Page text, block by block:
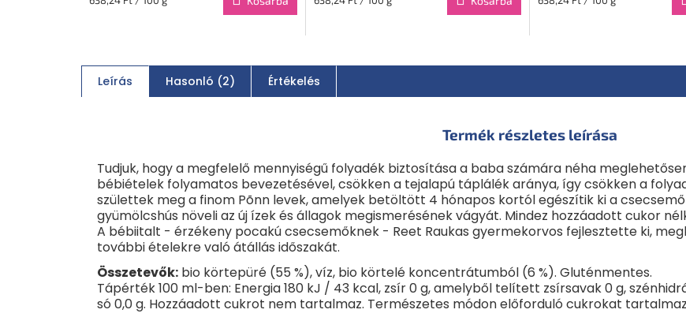
Leírás Hasonló (2) Értékelés
Termék részletes leírása
Tudjuk, hogy a megfelelő mennyiségű folyadék biztosítása a baba számára néha
bébiételek folyamatos bevezetésével, csökken a tejalapú táplálék aránya, így csökken a
születtek meg a finom Põnn levek, amelyek betöltött 4 hónapos kortól egészítik ki a
gyümölcshús növeli az új ízek és állagok megismerésének vágyát. Mindez hozzáadott cukor
A bébiitalt - érzékeny pocakú csecsemőknek - Reet Raukas gyermekorvos fejlesztette ki,
további ételekre való átállás időszakát.
Összetevők: bio körtepüré (55 %), víz, bio körtelé koncentrátumból (6 %). Gluténmentes.
Tápérték 100 ml-ben: Energia 180 kJ / 43 kcal, zsír 0 g, amelyből telített zsírsavak 0 g,
só 0,0 g. Hozzáadott cukrot nem tartalmaz. Természetes módon előforduló cukrokat